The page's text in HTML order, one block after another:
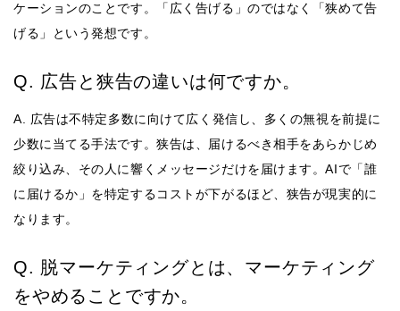
ケーションのことです。「広く告げる」のではなく「狭めて告
げる」という発想です。
Q. 広告と狭告の違いは何ですか。
A. 広告は不特定多数に向けて広く発信し、多くの無視を前提に
少数に当てる手法です。狭告は、届けるべき相手をあらかじめ
絞り込み、その人に響くメッセージだけを届けます。AIで「誰
に届けるか」を特定するコストが下がるほど、狭告が現実的に
なります。
Q. 脱マーケティングとは、マーケティング
をやめることですか。